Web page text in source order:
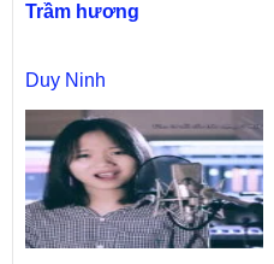
Trầm hương
Duy Ninh